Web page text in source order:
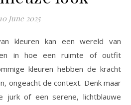
10 June 2025
kleuren kan een wereld van
in hoe een ruimte of outfit
kleuren hebben de kracht
ongeacht de context. Denk maar
jurk of een serene, lichtblauwe